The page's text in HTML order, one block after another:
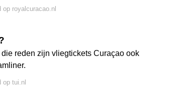
royalcuracao.nl
reden zijn vliegtickets Curaçao ook
op tui.nl